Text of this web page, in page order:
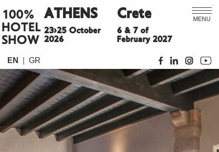
MENU
100%
HOTEL
SHOW
ATHENS
23>25 October
2026
Crete
6 & 7 of
February 2027
EN GR